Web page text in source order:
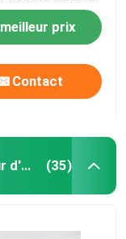
plus longue
meilleur prix
Contact
Contrôleur sans brosse de moteur d'entraînement (35)